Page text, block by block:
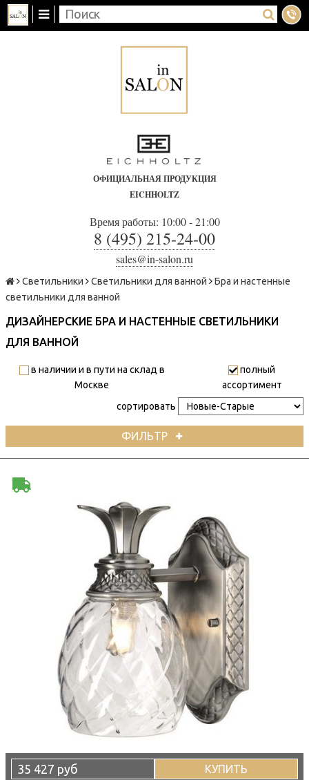
ОФИЦИАЛЬНАЯ ПРОДУКЦИЯ
EICHHOLTZ
Время работы: 10:00 - 21:00
8 (495) 215-24-00
sales@in-salon.ru
Светильники Светильники для ванной
Бра и настенные
светильники для ванной
ДИЗАЙНЕРСКИЕ БРА И НАСТЕННЫЕ СВЕТИЛЬНИКИ
ДЛЯ ВАННОЙ
в наличии и в пути на склад в
Москве
полный
ассортимент
сортировать
ФИЛЬТР
35 427 руб КУПИТЬ